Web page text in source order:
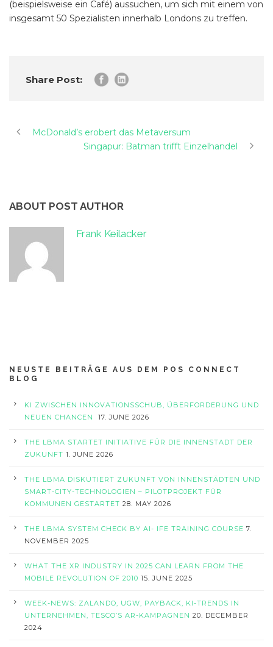
(beispielsweise ein Café) aussuchen, um sich mit einem von
insgesamt 50 Spezialisten innerhalb Londons zu treffen.
Share Post:
McDonald’s erobert das Metaversum
Singapur: Batman trifft Einzelhandel
ABOUT POST AUTHOR
Frank Keilacker
NEUSTE BEITRÄGE AUS DEM POS CONNECT
BLOG
KI ZWISCHEN INNOVATIONSSCHUB, ÜBERFORDERUNG UND
NEUEN CHANCEN
17. JUNE 2026
THE LBMA STARTET INITIATIVE FÜR DIE INNENSTADT DER
ZUKUNFT 1. JUNE 2026
THE LBMA DISKUTIERT ZUKUNFT VON INNENSTÄDTEN UND
SMART-CITY-TECHNOLOGIEN – PILOTPROJEKT FÜR
KOMMUNEN GESTARTET 28. MAY 2026
THE LBMA SYSTEM CHECK BY AI- IFE TRAINING COURSE 7.
NOVEMBER 2025
WHAT THE XR INDUSTRY IN 2025 CAN LEARN FROM THE
MOBILE REVOLUTION OF 2010 15. JUNE 2025
WEEK-NEWS: ZALANDO, UGW, PAYBACK, KI-TRENDS IN
UNTERNEHMEN, TESCO’S AR-KAMPAGNEN 20. DECEMBER
2024